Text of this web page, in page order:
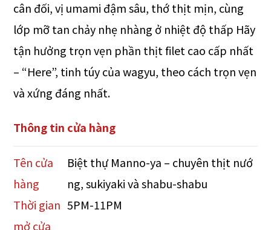
cân đối, vị umami đậm sâu, thớ thịt mịn, cùng
lớp mỡ tan chảy nhẹ nhàng ở nhiệt độ thấp Hãy
tận hưởng trọn vẹn phần thịt filet cao cấp nhất
– “Here”, tinh túy của wagyu, theo cách trọn vẹn
và xứng đáng nhất.
Thông tin cửa hàng
Tên cửa
hàng
Biệt thự Manno-ya – chuyên thịt nướ
ng, sukiyaki và shabu-shabu
Thời gian
mở cửa
5PM-11PM